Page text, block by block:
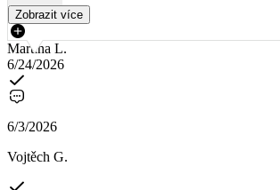
Zobrazit více
Martina L.
6/24/2026
6/3/2026
Vojtěch G.